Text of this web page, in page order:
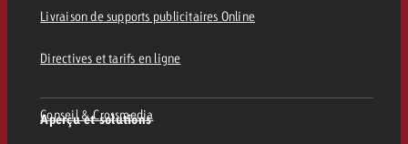
Livraison de supports publicitaires Online
Directives et tarifs en ligne
Aperçu et solutions
Conseil & Crossmedia